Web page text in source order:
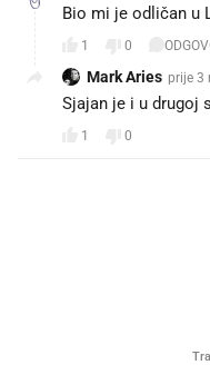
Bio mi je odličan u
1 0
Mark Aries prije 3
Sjajan je i u drugoj
1 0